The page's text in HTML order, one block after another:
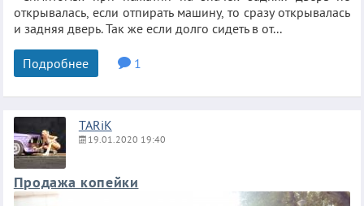
открывалась, если отпирать машину, то сразу открывалась
и задняя дверь. Так же если долго сидеть в от...
Подробнее 1
TARiK
19.01.2020 19:40
Продажа копейки